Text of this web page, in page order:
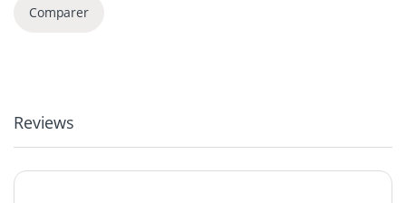
Comparer
Reviews